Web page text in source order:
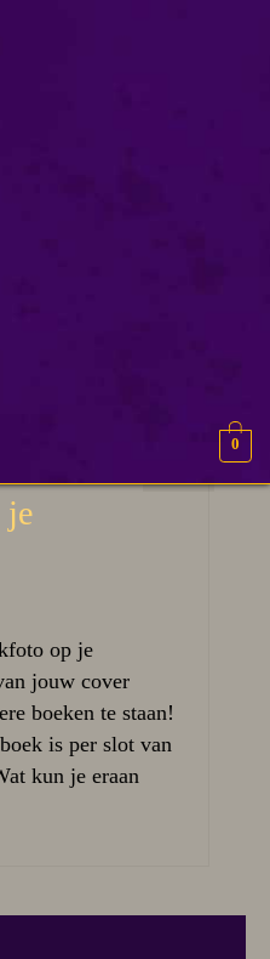
0
de
je
op je
jouw cover
boeken te staan!
is per slot van
kun je eraan